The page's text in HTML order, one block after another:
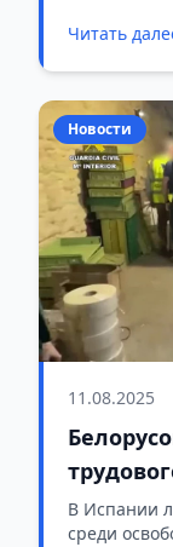
указу о
Читать
Новости
11.08.2025
В Испании
среди